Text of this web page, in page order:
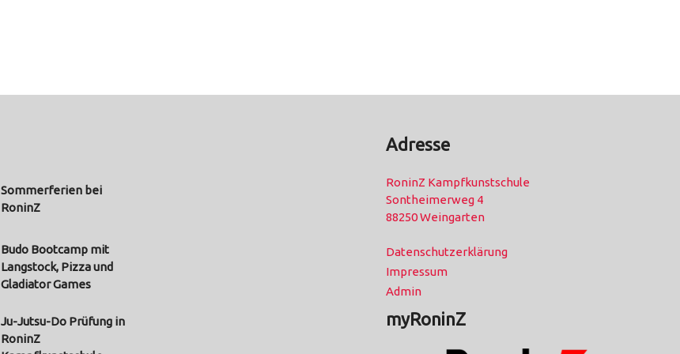
Sommerferien bei
RoninZ
Budo Bootcamp mit
Langstock, Pizza und
Gladiator Games
Ju-Jutsu-Do Prüfung in
RoninZ
Adresse
RoninZ Kampfkunstschule
Sontheimerweg 4
88250 Weingarten
Datenschutzerklärung
Impressum
Admin
myRoninZ